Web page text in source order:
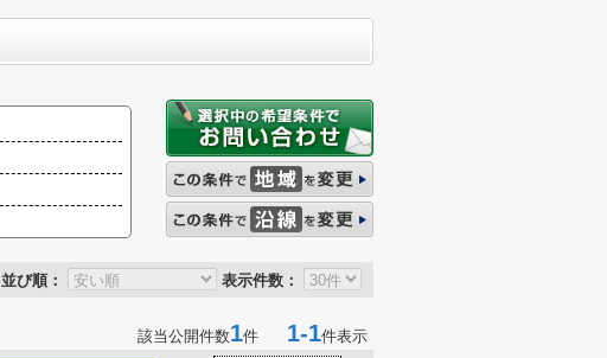
並び順： 表示件数：
該当公開件数1件 1-1件表示